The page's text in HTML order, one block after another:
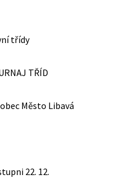
třídy
TŘÍD
Město Libavá
22. 12.